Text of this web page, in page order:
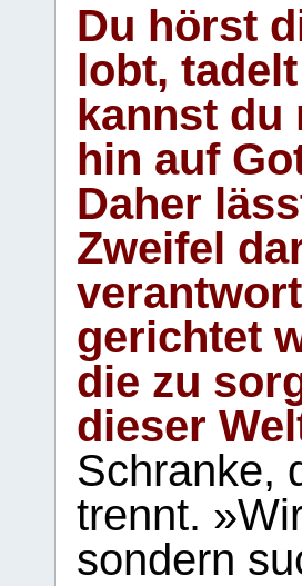
Du hörst
lobt,
kannst du
hin auf
Daher
Zweifel
gerichtet
die zu
dieser
Schranke,
trennt.
sondern